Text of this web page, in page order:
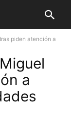
piden atención a
a